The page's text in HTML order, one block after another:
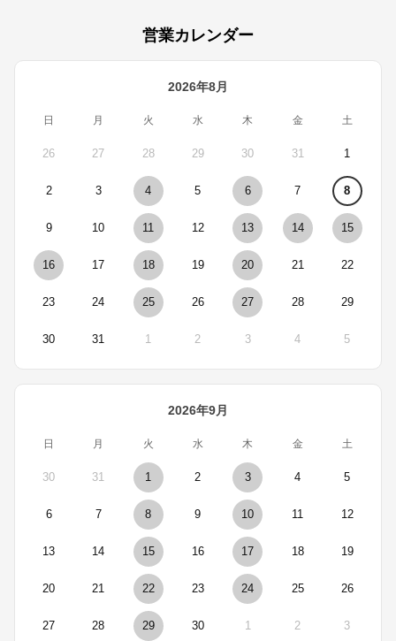
営業カレンダー
2026年8月
日 月 火 水 木 金 土
26 27 28 29 30 31 1
2 3 4 5 6 7 8
9 10 11 12 13 14 15
16 17 18 19 20 21 22
23 24 25 26 27 28 29
30 31 1 2 3 4 5
2026年9月
日 月 火 水 木 金 土
30 31 1 2 3 4 5
6 7 8 9 10 11 12
13 14 15 16 17 18 19
20 21 22 23 24 25 26
27 28 29 30 1 2 3